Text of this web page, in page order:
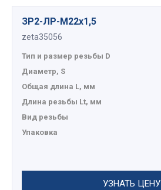
ЗР2-ЛР-М22х1,5
zeta35056
Тип и размер резьбы D
Диаметр, S
Общая длина L, мм
Длина резьбы Lt, мм
Вид резьбы
Упаковка
УЗНАТЬ ЦЕНУ